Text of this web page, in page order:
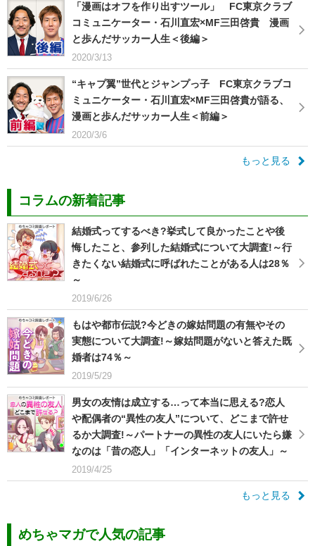
「漫画はオフを作り出すツール」 FC東京クラブ
コミュニケーター・石川直宏×MF三田啓貴 漫画
と歩んだサッカー人生＜後編＞
2020/3/13
“キャプ翼”世代とジャンプっ子 FC東京クラブコ
ミュニケーター・石川直宏×MF三田啓貴が語る、
漫画と歩んだサッカー人生＜前編＞
2020/3/6
もっと見る
コラムの新着記事
結婚式ってするべき?挙式して良かったことや後
悔したこと、参列した結婚式について大調査!～行
きたくない結婚式に呼ばれたことがある人は28％
～
2019/6/26
もはや都市伝説?今どきの嫁姑問題の有無やその
実態について大調査!～嫁姑問題がないと答えた既
婚者は74％～
2019/5/29
男女の友情は成立する…って本当に思える?恋人
や配偶者の“異性の友人”について、どこまで許せ
るか大調査!～パートナーの異性の友人にいたら嫌
なのは「昔の恋人」「インターネットの友人」～
2019/4/25
もっと見る
めちゃマガで人気の記事